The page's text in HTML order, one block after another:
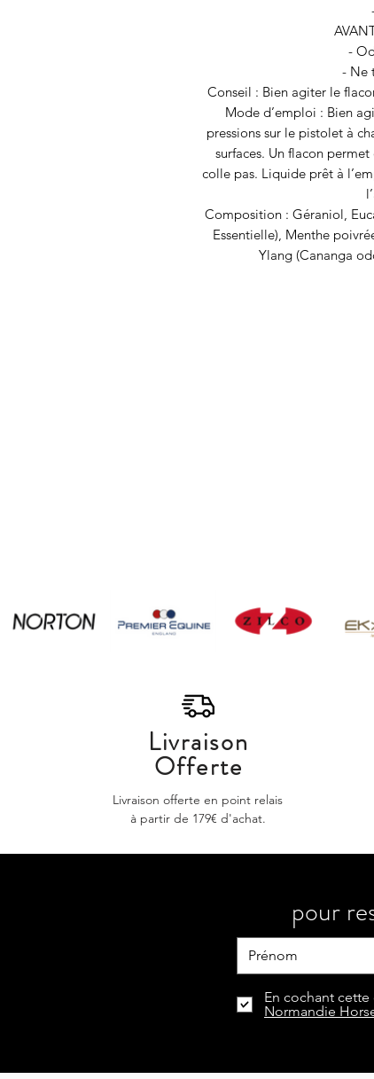
-
- Ne
Conseil : Bien agiter le
Mode d’emploi : Bien
pressions sur le pistolet à
surfaces. Un flacon
colle pas. Liquide prêt à
Composition : Géraniol,
Essentielle), Menthe
Ylang (Cananga
Livraison
Offerte
Livraison offerte en point relais
à partir de 179€ d'achat.
pour
En cochant
Normandie